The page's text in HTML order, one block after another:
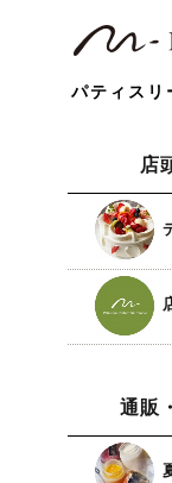
パティスリ
店
通販